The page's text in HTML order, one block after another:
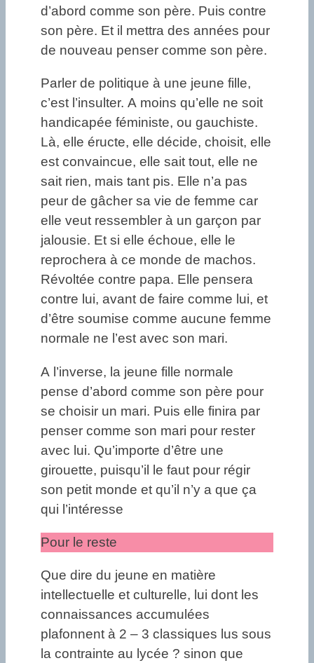
d’abord comme son père. Puis contre
son père. Et il mettra des années pour
de nouveau penser comme son père.
Parler de politique à une jeune fille,
c’est l’insulter. A moins qu’elle ne soit
handicapée féministe, ou gauchiste.
Là, elle éructe, elle décide, choisit, elle
est convaincue, elle sait tout, elle ne
sait rien, mais tant pis. Elle n’a pas
peur de gâcher sa vie de femme car
elle veut ressembler à un garçon par
jalousie. Et si elle échoue, elle le
reprochera à ce monde de machos.
Révoltée contre papa. Elle pensera
contre lui, avant de faire comme lui, et
d’être soumise comme aucune femme
normale ne l’est avec son mari.
A l’inverse, la jeune fille normale
pense d’abord comme son père pour
se choisir un mari. Puis elle finira par
penser comme son mari pour rester
avec lui. Qu’importe d’être une
girouette, puisqu’il le faut pour régir
son petit monde et qu’il n’y a que ça
qui l’intéresse
Pour le reste
Que dire du jeune en matière
intellectuelle et culturelle, lui dont les
connaissances accumulées
plafonnent à 2 – 3 classiques lus sous
la contrainte au lycée ? sinon que